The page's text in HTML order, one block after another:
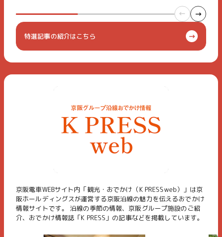
特選記事の紹介はこちら
京阪電車WEBサイト内「観光・おでかけ（K PRESSweb）」は京
阪ホールディングスが運営する京阪沿線の魅力を伝えるおでかけ
情報サイトです。 沿線の季節の情報、京阪グループ施設のご紹
介、おでかけ情報誌「K PRESS」の記事などを掲載しています。